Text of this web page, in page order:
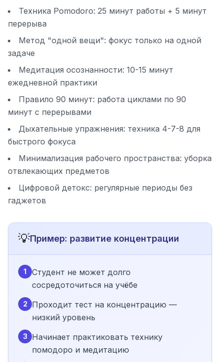
Техника Pomodoro: 25 минут работы + 5 минут
перерыва
Метод "одной вещи": фокус только на одной
задаче
Медитация осознанности: 10-15 минут
ежедневной практики
Правило 90 минут: работа циклами по 90
минут с перерывами
Дыхательные упражнения: техника 4-7-8 для
быстрого фокуса
Минимализация рабочего пространства: уборка
отвлекающих предметов
Цифровой детокс: регулярные периоды без
гаджетов
💡Пример: развитие концентрации
1
Студент не может долго
сосредоточиться на учёбе
2
Проходит тест на концентрацию —
низкий уровень
3
Начинает практиковать технику
помодоро и медитацию